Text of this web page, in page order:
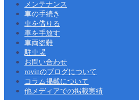
メンテナンス
車の手続き
車を借りる
車を手放す
車両盗難
駐車場
お問い合わせ
rovinのブログについて
コラム掲載について
他メディアでの掲載実績